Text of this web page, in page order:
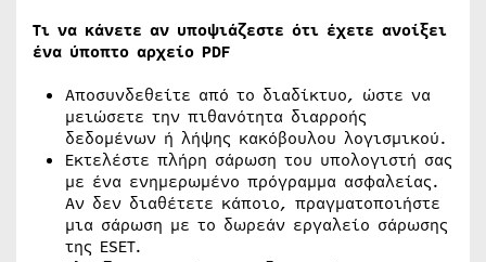
Τι να κάνετε αν υποψιάζεστε ότι έχετε ανοίξει
ένα ύποπτο αρχείο PDF
Αποσυνδεθείτε από το διαδίκτυο, ώστε να
μειώσετε την πιθανότητα διαρροής
δεδομένων ή λήψης κακόβουλου λογισμικού.
Εκτελέστε πλήρη σάρωση του υπολογιστή σας
με ένα ενημερωμένο πρόγραμμα ασφαλείας.
Αν δεν διαθέτετε κάποιο, πραγματοποιήστε
μια σάρωση με το δωρεάν εργαλείο σάρωσης
της ESET.